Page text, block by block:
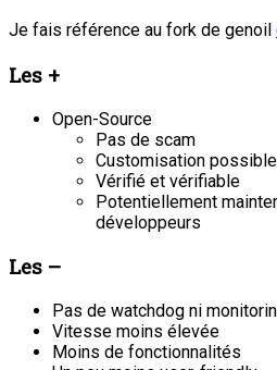
Je fais référence au fork de genoil
Les +
Open-Source
Pas de scam
Customisation possible
Vérifié et vérifiable
Potentiellement
développeurs
Les –
Pas de watchdog ni
Vitesse moins élevée
Moins de fonctionnalités